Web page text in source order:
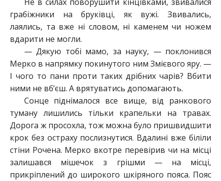
Не в силах поворушити кінцівками, звивалися
грабіжники на бруківці, як вужі. Звивались,
лаялись, та вже ні словом, ні каменем чи ножем
вдарити не могли.
— Дякую тобі мамо, за науку, — поклонився
Мерко в напрямку покинутого ним Змієвого яру. —
І чого то пани проти таких дрібних чарів? Вбити
ними не вб’єш. А врятуватись допомагають.
Сонце піднімалося все вище, від ранкового
туману лишились тільки крапельки на травах.
Дорога ж просохла, тож можна було пришвидшити
крок без остраху послизнутися. Вдалині вже біліли
стіни Рочена. Мерко вкотре перевірив чи на місці
залишався мішечок з грішми — на місці,
прикріплений до широкого шкіряного пояса. Пояс